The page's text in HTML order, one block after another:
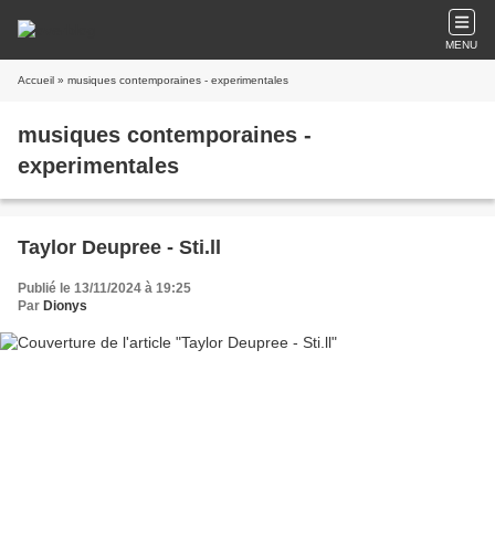
MENU
Accueil » musiques contemporaines - experimentales
musiques contemporaines -
experimentales
Taylor Deupree - Sti.ll
Publié le 13/11/2024 à 19:25
Par Dionys